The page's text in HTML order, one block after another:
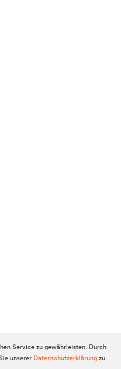
Service zu gewährleisten. Durch
unserer Datenschutzerklärungzu.